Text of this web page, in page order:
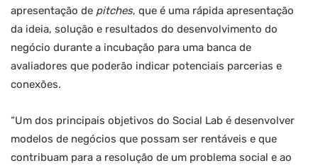
apresentação de pitches, que é uma rápida apresentação
da ideia, solução e resultados do desenvolvimento do
negócio durante a incubação para uma banca de
avaliadores que poderão indicar potenciais parcerias e
conexões.
“Um dos principais objetivos do Social Lab é desenvolver
modelos de negócios que possam ser rentáveis e que
contribuam para a resolução de um problema social e ao